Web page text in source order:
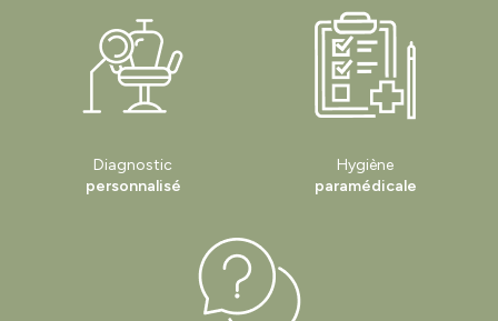
Diagnostic
personnalisé
Hygiène
paramédicale